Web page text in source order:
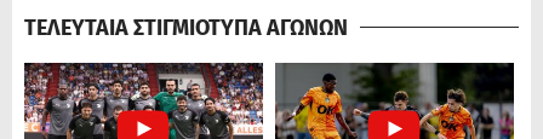
ΤΕΛΕΥΤΑΙΑ ΣΤΙΓΜΙΟΤΥΠΑ ΑΓΩΝΩΝ